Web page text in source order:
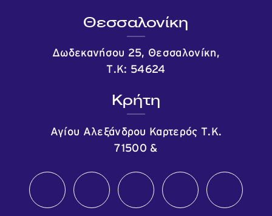
Θεσσαλονίκη
Δωδεκανήσου 25, Θεσσαλονίκη,
Τ.Κ: 54624
Κρήτη
Αγίου Αλεξάνδρου Καρτερός Τ.Κ.
71500 &